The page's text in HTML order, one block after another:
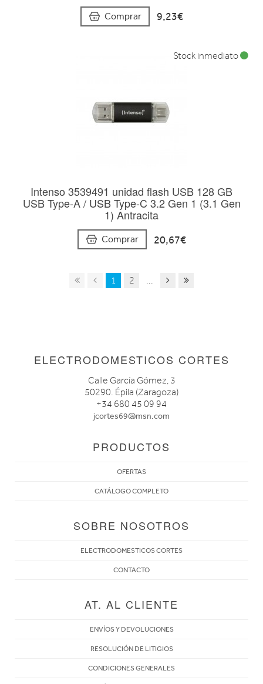
Comprar 9,23€
Intenso 3539491 unidad flash USB 128 GB
USB Type-A / USB Type-C 3.2 Gen 1 (3.1 Gen
1) Antracita
Comprar 20,67€
Stock inmediato
1 2 ...
ELECTRODOMESTICOS CORTES
Calle García Gómez, 3
50290. Épila (Zaragoza)
+34 680 45 09 94
jcortes69@msn.com
PRODUCTOS
OFERTAS
CATÁLOGO COMPLETO
SOBRE NOSOTROS
ELECTRODOMESTICOS CORTES
CONTACTO
AT. AL CLIENTE
ENVÍOS Y DEVOLUCIONES
RESOLUCIÓN DE LITIGIOS
CONDICIONES GENERALES